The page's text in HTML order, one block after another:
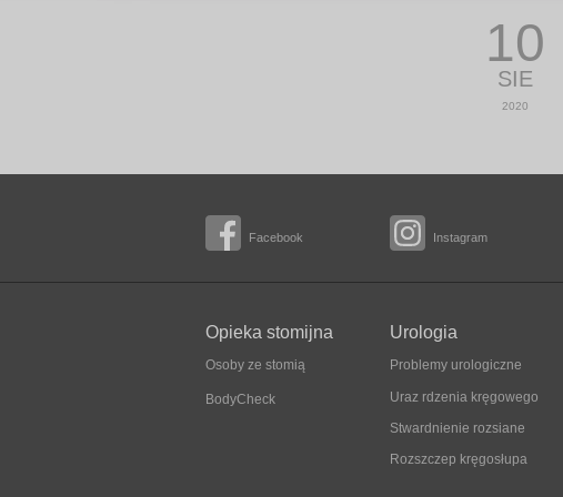
10
SIE
2020
Facebook Instagram
Opieka stomijna
Osoby ze stomią
BodyCheck
Urologia
Problemy urologiczne
Uraz rdzenia kręgowego
Stwardnienie rozsiane
Rozszczep kręgosłupa